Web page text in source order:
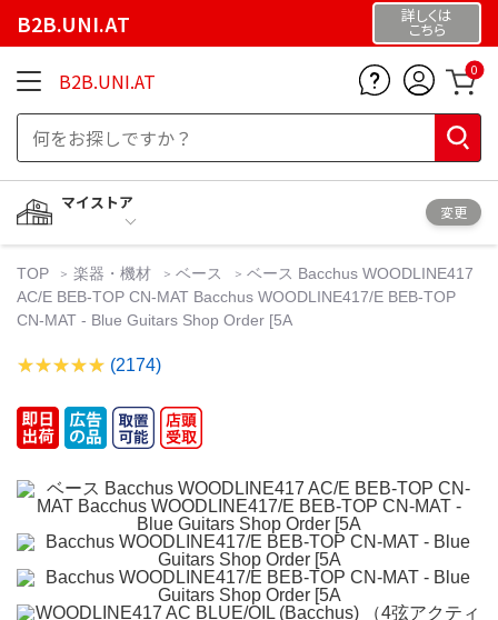
B2B.UNI.AT 詳しくは
こちら
B2B.UNI.AT 0
マイストア
変更
TOP 楽器・機材 ベース
ベース Bacchus WOODLINE417
AC/E BEB-TOP CN-MAT Bacchus WOODLINE417/E BEB-TOP
CN-MAT - Blue Guitars Shop Order [5A
(2174)